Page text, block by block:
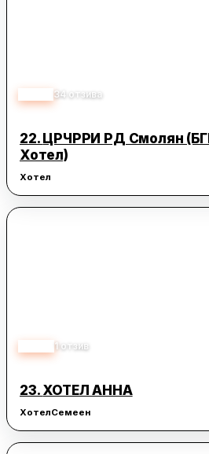
34 отзива
22. ЦРЧРРИ РД Смолян
Хотел)
Хотел
1 отзив
23. ХОТЕЛ АННА
ХотелСемеен